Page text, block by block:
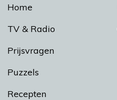
Home
TV & Radio
Prijsvragen
Puzzels
Recepten